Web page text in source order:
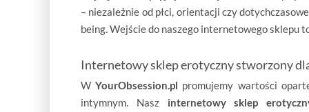
– niezależnie od płci, orientacji czy
being. Wejście do naszego internetowego sklepu
Internetowy sklep erotyczny stworzony
WYourObsession.pl promujemy wartości
intymnym. Nasz internetowy sklep